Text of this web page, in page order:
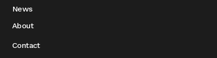
News
About
Contact